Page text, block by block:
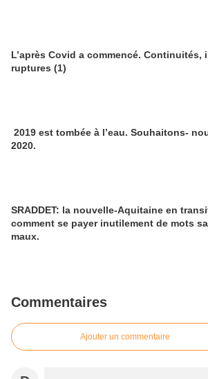
L’après Covid a commencé.
ruptures (1)
2019 est tombée à l’eau. Souhaitons-
2020.
SRADDET: la nouvelle-Aquitaine en
comment se payer inutilement de mots
maux.
Commentaires
Ajouter un commentaire